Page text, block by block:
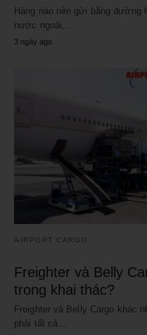
Hàng nào nên gửi bằng đường
nước ngoài,…
3 ngày ago
AIRPORT CARGO
Freighter và Belly
trong khai thác?
Freighter và Belly Cargo khác
phải tất cả…